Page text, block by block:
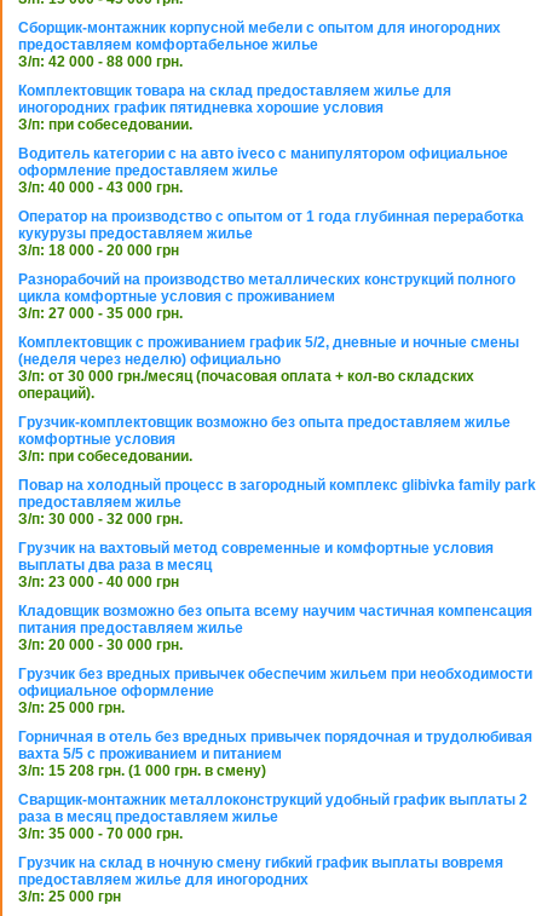
Сборщик-монтажник корпусной мебели с опытом для иногородних
предоставляем комфортабельное жилье
З/п: 42 000 - 88 000 грн.
Комплектовщик товара на склад предоставляем жилье для
иногородних график пятидневка хорошие условия
З/п: при собеседовании.
Водитель категории с на авто iveco с манипулятором официальное
оформление предоставляем жилье
З/п: 40 000 - 43 000 грн.
Оператор на производство с опытом от 1 года глубинная переработка
кукурузы предоставляем жилье
З/п: 18 000 - 20 000 грн
Разнорабочий на производство металлических конструкций полного
цикла комфортные условия с проживанием
З/п: 27 000 - 35 000 грн.
Комплектовщик с проживанием график 5/2, дневные и ночные смены
(неделя через неделю) официально
З/п: от 30 000 грн./месяц (почасовая оплата + кол-во складских
операций).
Грузчик-комплектовщик возможно без опыта предоставляем жилье
комфортные условия
З/п: при собеседовании.
Повар на холодный процесс в загородный комплекс glibivka family park
предоставляем жилье
З/п: 30 000 - 32 000 грн.
Грузчик на вахтовый метод современные и комфортные условия
выплаты два раза в месяц
З/п: 23 000 - 40 000 грн
Кладовщик возможно без опыта всему научим частичная компенсация
питания предоставляем жилье
З/п: 20 000 - 30 000 грн.
Грузчик без вредных привычек обеспечим жильем при необходимости
официальное оформление
З/п: 25 000 грн.
Горничная в отель без вредных привычек порядочная и трудолюбивая
вахта 5/5 с проживанием и питанием
З/п: 15 208 грн. (1 000 грн. в смену)
Сварщик-монтажник металлоконструкций удобный график выплаты 2
раза в месяц предоставляем жилье
З/п: 35 000 - 70 000 грн.
Грузчик на склад в ночную смену гибкий график выплаты вовремя
предоставляем жилье для иногородних
З/п: 25 000 грн